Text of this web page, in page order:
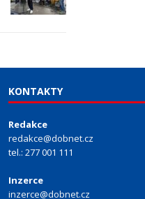
KONTAKTY
Redakce
redakce@dobnet.cz
tel.: 277 001 111
Inzerce
inzerce@dobnet.cz